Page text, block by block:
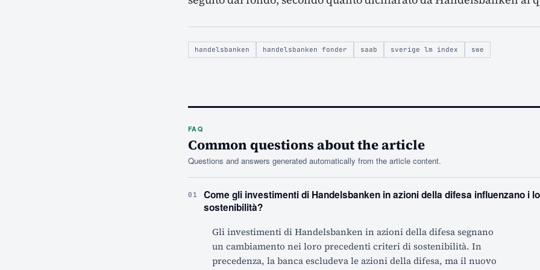
handelsbanken handelsbanken fonder saab sverige lm index swe
FAQ
Common questions about the article
Questions and answers generated automatically from the article content.
01
Come gli investimenti di Handelsbanken in azioni della difesa influenzano i
sostenibilità?
Gli investimenti di Handelsbanken in azioni della difesa segnano
un cambiamento nei loro precedenti criteri di sostenibilità. In
precedenza, la banca escludeva le azioni della difesa, ma il nuovo